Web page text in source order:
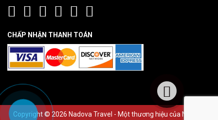
CHẤP NHẬN THANH TOÁN
Copyright © 2026 Nadova Travel - Một thương hiệu của Nadova